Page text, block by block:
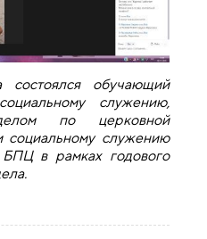
обучающий
служению,
по церковной
социальному служению
в рамках годового
социальному служению